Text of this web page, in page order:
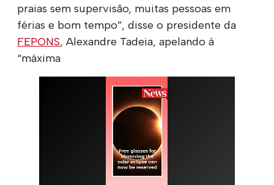
praias sem supervisão, muitas pessoas em
férias e bom tempo”, disse o presidente da
FEPONS, Alexandre Tadeia, apelando à
“máxima